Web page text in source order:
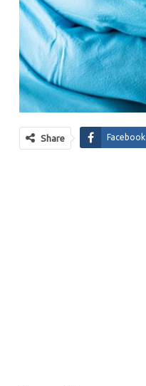
Share Facebook